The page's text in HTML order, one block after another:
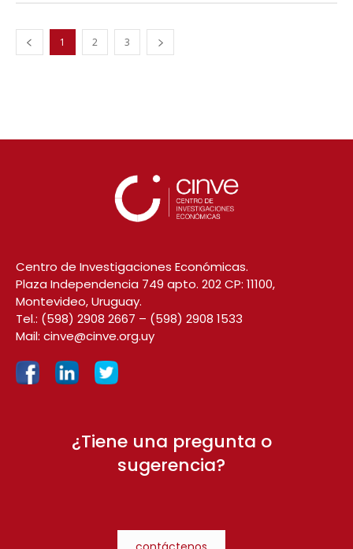
1 2 3
Centro de Investigaciones Económicas.
Plaza Independencia 749 apto. 202 CP: 11100,
Montevideo, Uruguay.
Tel.: (598) 2908 2667 – (598) 2908 1533
Mail: cinve@cinve.org.uy
¿Tiene una pregunta o
sugerencia?